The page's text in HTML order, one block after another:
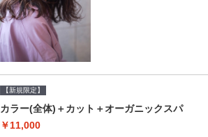
【新規限定】
カラー(全体)＋カット＋オーガニックスパ
￥11,000